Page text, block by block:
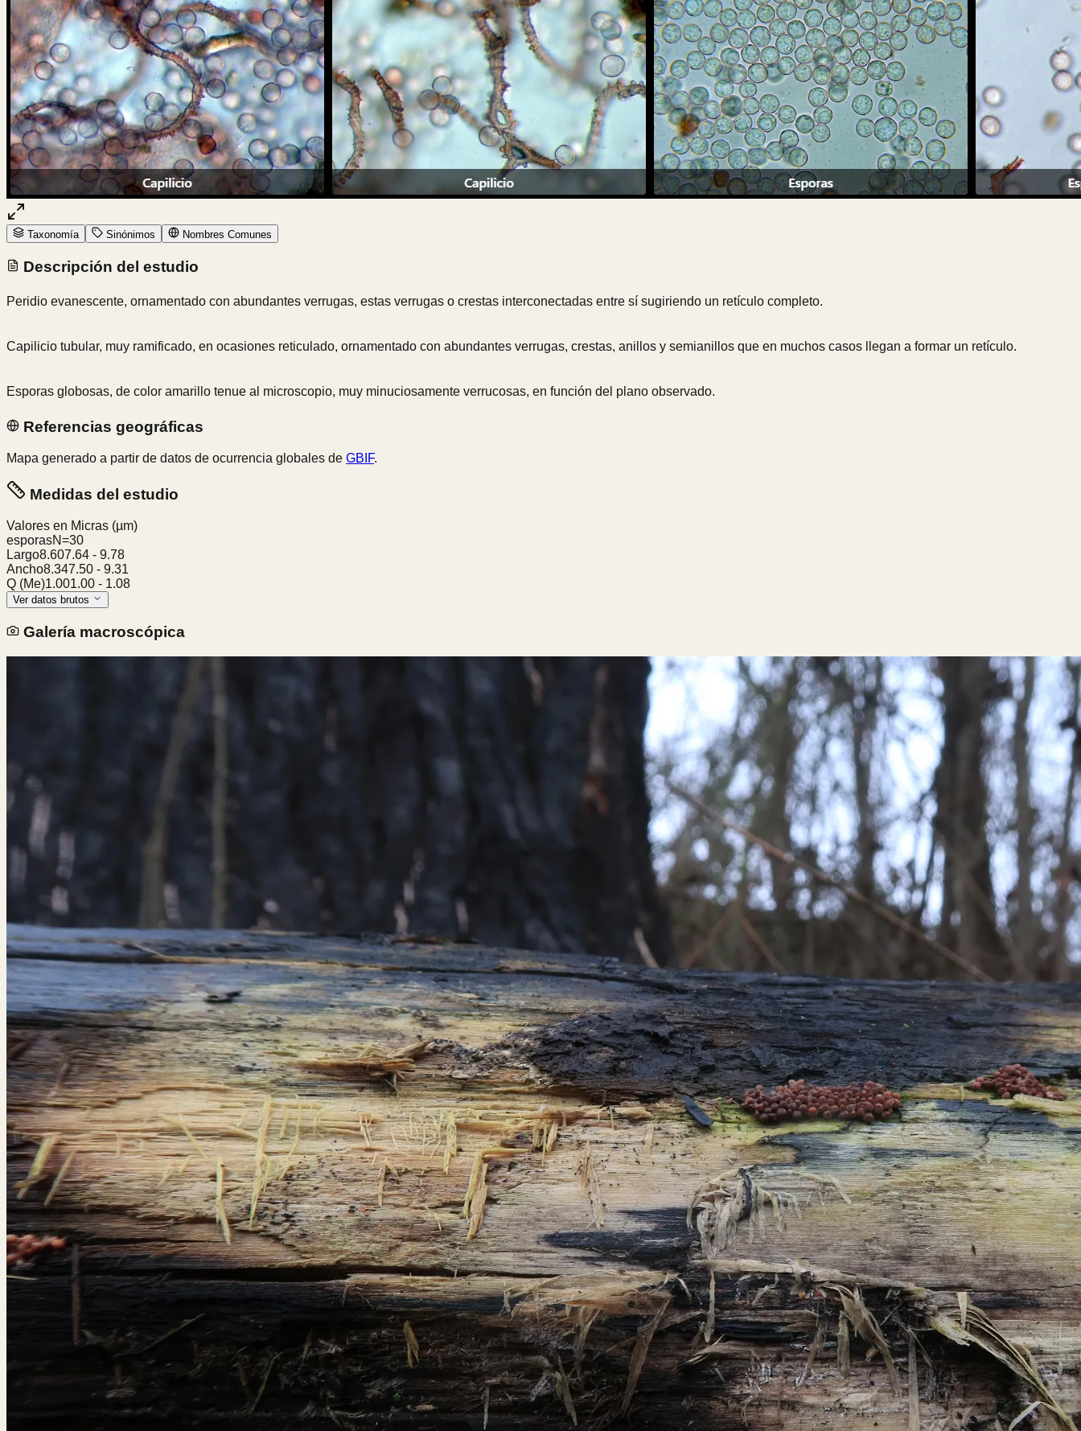
Taxonomía Sinónimos Nombres Comunes
Descripción del estudio
Peridio evanescente, ornamentado con abundantes verrugas, estas verrugas o crestas interconectadas entre sí sugiriendo un retículo completo.
Capilicio tubular, muy ramificado, en ocasiones reticulado, ornamentado con abundantes verrugas, crestas, anillos y semianillos que en muchos casos llegan a formar un retículo.
Esporas globosas, de color amarillo tenue al microscopio, muy minuciosamente verrucosas, en función del plano observado.
Referencias geográficas
Mapa generado a partir de datos de ocurrencia globales de GBIF.
Medidas del estudio
Valores en Micras (µm)
esporasN=30
Largo8.607.64 - 9.78
Ancho8.347.50 - 9.31
Q (Me)1.001.00 - 1.08
Ver datos brutos
Galería macroscópica